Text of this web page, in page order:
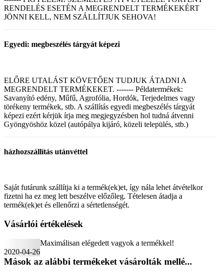
RENDELÉS ESETÉN A MEGRENDELT TERMÉKEKÉRT
JÖNNI KELL, NEM SZÁLLÍTJUK SEHOVA!
Egyedi: megbeszélés tárgyát képezi
ELŐRE UTALÁST KÖVETŐEN TUDJUK ÁTADNI A
MEGRENDELT TERMÉKEKET. ------- Példatermékek:
Savanyító edény, Műfű, Agrofólia, Hordók, Terjedelmes vagy
törékeny termékek, stb. A szállítás egyedi megbeszélés tárgyát
képezi ezért kérjük írja meg megjegyzésben hol tudná átvenni
Gyöngyöshöz közel (autópálya kijáró, közeli település, stb.)
házhozszállítás utánvéttel
Saját futárunk szállítja ki a termék(ek)et, így nála lehet átvételkor
fizetni ha ez meg lett beszélve előzőleg. Tételesen átadja a
termék(ek)et és ellenőrzi a sértetlenségét.
Vásárlói értékelések
2020-04-26
Maximálisan elégedett vagyok a termékkel!
Mások az alábbi termékeket vásárolták mellé...